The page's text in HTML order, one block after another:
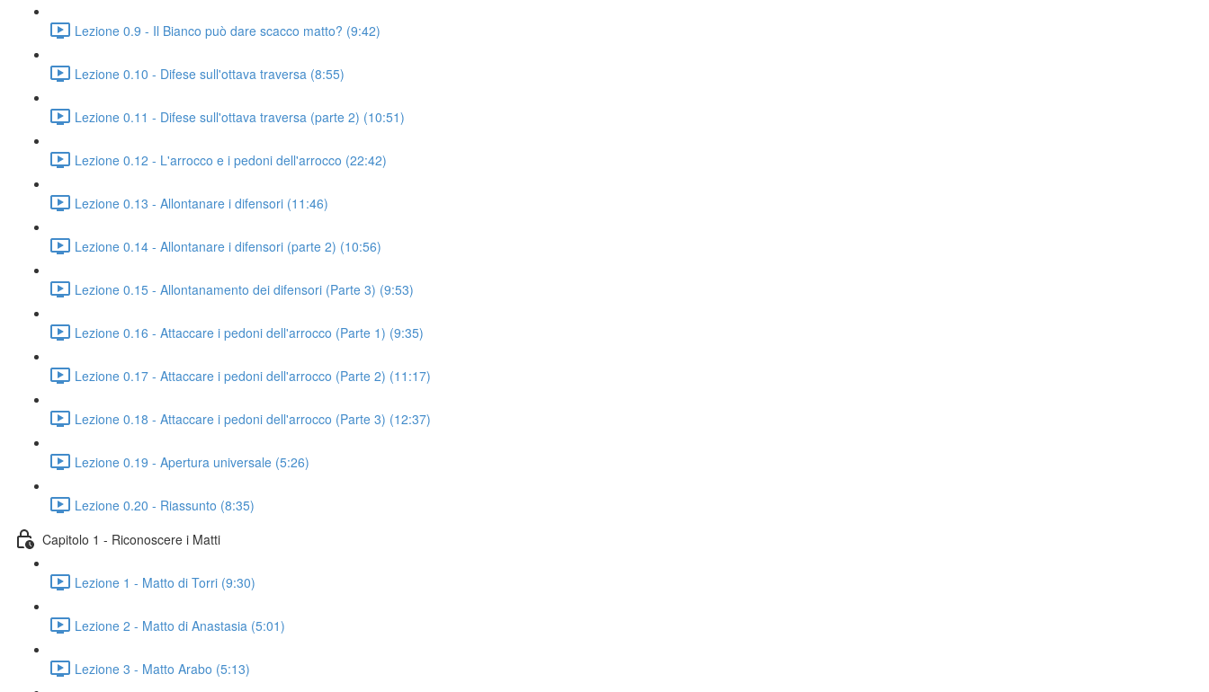
Lezione 0.9 - Il Bianco può dare scacco matto? (9:42)
Lezione 0.10 - Difese sull'ottava traversa (8:55)
Lezione 0.11 - Difese sull'ottava traversa (parte 2) (10:51)
Lezione 0.12 - L'arrocco e i pedoni dell'arrocco (22:42)
Lezione 0.13 - Allontanare i difensori (11:46)
Lezione 0.14 - Allontanare i difensori (parte 2) (10:56)
Lezione 0.15 - Allontanamento dei difensori (Parte 3) (9:53)
Lezione 0.16 - Attaccare i pedoni dell'arrocco (Parte 1) (9:35)
Lezione 0.17 - Attaccare i pedoni dell'arrocco (Parte 2) (11:17)
Lezione 0.18 - Attaccare i pedoni dell'arrocco (Parte 3) (12:37)
Lezione 0.19 - Apertura universale (5:26)
Lezione 0.20 - Riassunto (8:35)
Capitolo 1 - Riconoscere i Matti
Lezione 1 - Matto di Torri (9:30)
Lezione 2 - Matto di Anastasia (5:01)
Lezione 3 - Matto Arabo (5:13)